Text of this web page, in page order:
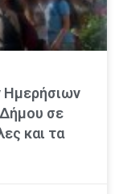
Ημερήσιων
σε
και τα